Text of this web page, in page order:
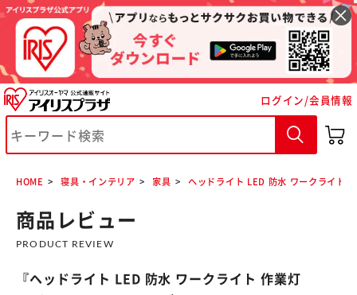
ログイン/会員情報
HOME 寝具・インテリア 家具 ヘッドライト LED 防水 ワークライト
商品レビュー
PRODUCT REVIEW
『ヘッドライト LED 防水 ワークライト 作業灯
※ご確認ください
カートに入れる 購入手続きへ